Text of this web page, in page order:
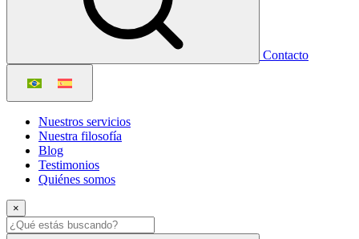
Contacto
Nuestros servicios
Nuestra filosofía
Blog
Testimonios
Quiénes somos
×